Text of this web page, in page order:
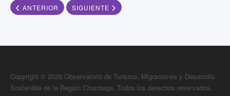
ARTÍCULO ANTERIOR: LA EXPLOTACIÓN DE LA
ANTERIOR ARTÍCULO SIGUIENTE: UNA ECUACIÓN SIN
SIGUIENTE
Copyright © 2026 Observatorio de Turismo, Migraciones y Desarrollo
Sostenible de la Región Chorotega. Todos los derechos reservados.